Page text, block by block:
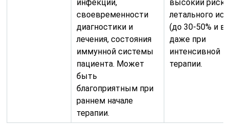
инфекции,
своевременности
диагностики и
лечения, состояния
иммунной системы
пациента. Может
быть
благоприятным при
раннем начале
терапии.
высокий риск
летального
(до 30-50% и
даже при
интенсивной
терапии.